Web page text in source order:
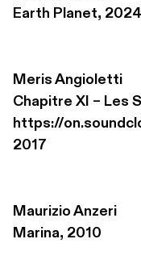
Earth Planet, 2024
Meris Angioletti
Chapitre XI – Les
https://
2017
Maurizio Anzeri
Marina, 2010